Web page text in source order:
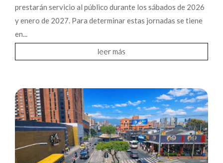
prestarán servicio al público durante los sábados de 2026
y enero de 2027. Para determinar estas jornadas se tiene
en...
leer más